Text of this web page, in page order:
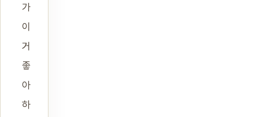
가
이
거
좋
아
하